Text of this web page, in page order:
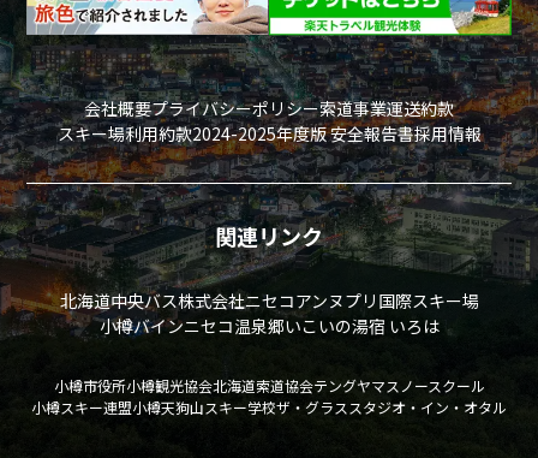
会社概要プライバシーポリシー索道事業運送約款
スキー場利用約款2024-2025年度版 安全報告書採用情報
関連リンク
北海道中央バス株式会社ニセコアンヌプリ国際スキー場
小樽バインニセコ温泉郷いこいの湯宿 いろは
小樽市役所小樽観光協会北海道索道協会テングヤマスノースクール
小樽スキー連盟小樽天狗山スキー学校ザ・グラススタジオ・イン・オタル